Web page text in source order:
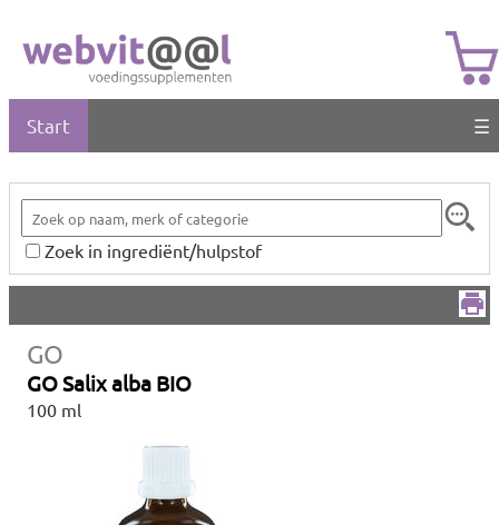
Start ☰
Zoek in ingrediënt/hulpstof
GO
GO Salix alba BIO
100 ml